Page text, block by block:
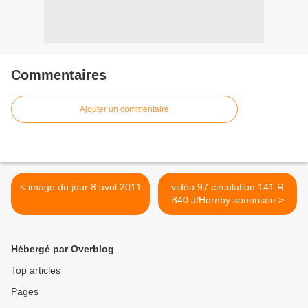
Commentaires
Ajouter un commentaire
< image du jour 8 avril 2011
vidéo 97 circulation 141 R
840 J/Hornby sonorisée >
Hébergé par Overblog
Top articles
Pages